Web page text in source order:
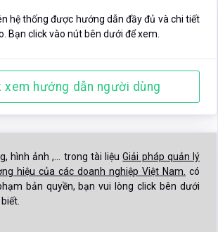
hệ thống được hướng dẫn đầy đủ và chi tiết
Bạn click vào nút bên dưới để xem.
xem hướng dẫn người dùng
hình ảnh ,... trong tài liệuGiải pháp quản lý
hiệu của các doanh nghiệp Việt Nam. có
bản quyền, bạn vui lòng click bên dưới